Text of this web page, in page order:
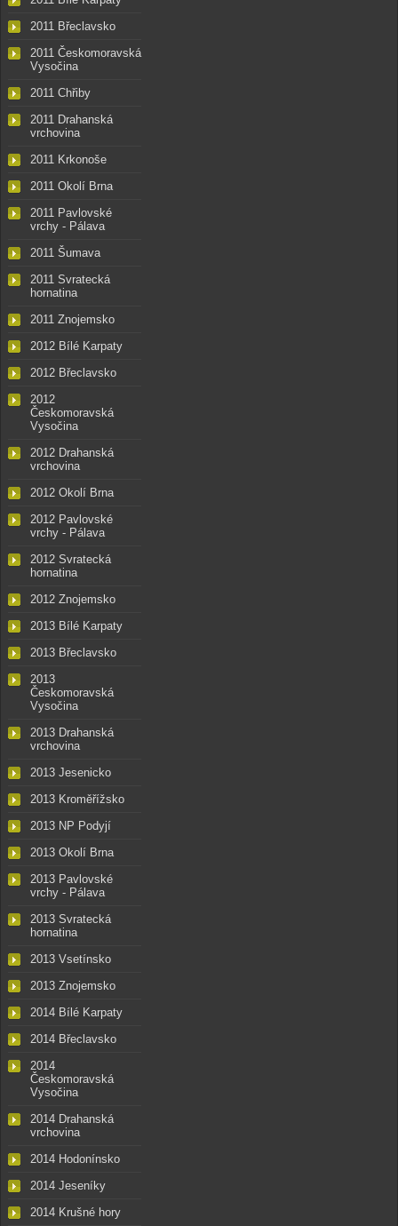
2011 Břeclavsko
2011 Českomoravská
Vysočina
2011 Chřiby
2011 Drahanská
vrchovina
2011 Krkonoše
2011 Okolí Brna
2011 Pavlovské
vrchy - Pálava
2011 Šumava
2011 Svratecká
hornatina
2011 Znojemsko
2012 Bílé Karpaty
2012 Břeclavsko
2012
Českomoravská
Vysočina
2012 Drahanská
vrchovina
2012 Okolí Brna
2012 Pavlovské
vrchy - Pálava
2012 Svratecká
hornatina
2012 Znojemsko
2013 Bílé Karpaty
2013 Břeclavsko
2013
Českomoravská
Vysočina
2013 Drahanská
vrchovina
2013 Jesenicko
2013 Kroměřížsko
2013 NP Podyjí
2013 Okolí Brna
2013 Pavlovské
vrchy - Pálava
2013 Svratecká
hornatina
2013 Vsetínsko
2013 Znojemsko
2014 Bílé Karpaty
2014 Břeclavsko
2014
Českomoravská
Vysočina
2014 Drahanská
vrchovina
2014 Hodonínsko
2014 Jeseníky
2014 Krušné hory